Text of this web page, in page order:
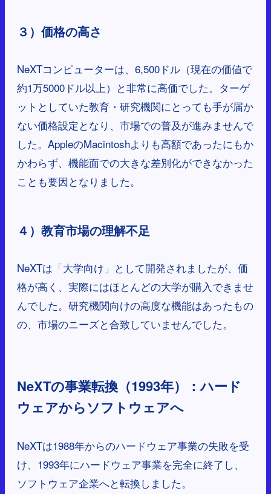
３）価格の高さ
NeXTコンピューターは、6,500ドル（現在の価値で
約1万5000ドル以上）と非常に高価でした。ターゲ
ットとしていた教育・研究機関にとっても手が届か
ない価格設定となり、市場での普及が進みませんで
した。AppleのMacintoshよりも高額であったにもか
かわらず、機能面での大きな差別化ができなかった
ことも要因となりました。
４）教育市場の理解不足
NeXTは「大学向け」として開発されましたが、価
格が高く、実際にはほとんどの大学が購入できませ
んでした。研究機関向けの高度な機能はあったもの
の、市場のニーズと合致していませんでした。
NeXTの事業転換（1993年）：ハード
ウェアからソフトウェアへ
NeXTは1988年からのハードウェア事業の失敗を受
け、1993年にハードウェア事業を完全に終了し、
ソフトウェア企業へと転換しました。